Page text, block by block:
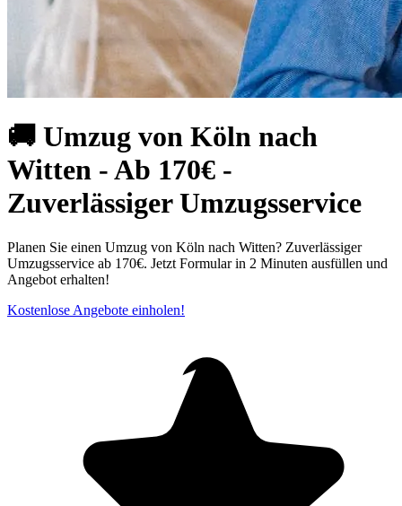
🚚 Umzug von Köln nach
Witten - Ab 170€ -
Zuverlässiger Umzugsservice
Planen Sie einen Umzug von Köln nach Witten? Zuverlässiger
Umzugsservice ab 170€. Jetzt Formular in 2 Minuten ausfüllen und
Angebot erhalten!
Kostenlose Angebote einholen!